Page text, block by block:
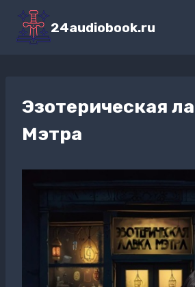
Перейти
содержимому
24audiobook.ru
Эзотерическая
Мэтра